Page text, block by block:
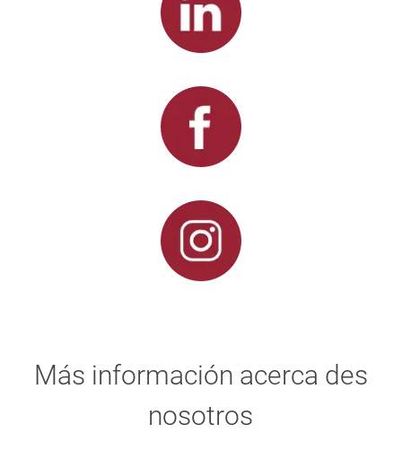
Más información acerca des
nosotros